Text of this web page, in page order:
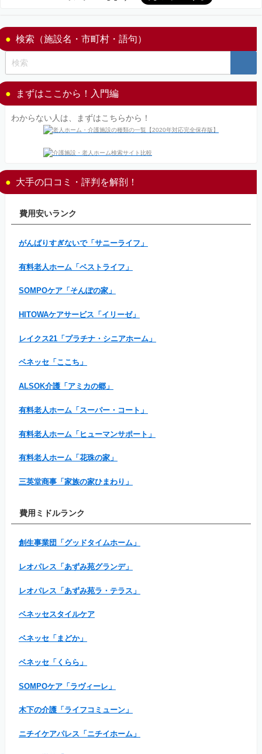
検索（施設名・市町村・語句）
まずはここから！入門編
わからない人は、まずはこちらから！
大手の口コミ・評判を解剖！
費用安いランク
がんばりすぎないで「サニーライフ」
有料老人ホーム「ベストライフ」
SOMPOケア「そんぽの家」
HITOWAケアサービス「イリーゼ」
レイクス21「プラチナ・シニアホーム」
ベネッセ「ここち」
ALSOK介護「アミカの郷」
有料老人ホーム「スーパー・コート」
有料老人ホーム「ヒューマンサポート」
有料老人ホーム「花珠の家」
三英堂商事「家族の家ひまわり」
費用ミドルランク
創生事業団「グッドタイムホーム」
レオパレス「あずみ苑グランデ」
レオパレス「あずみ苑ラ・テラス」
ベネッセスタイルケア
ベネッセ「まどか」
ベネッセ「くらら」
SOMPOケア「ラヴィーレ」
木下の介護「ライフコミューン」
ニチイケアパレス「ニチイホーム」